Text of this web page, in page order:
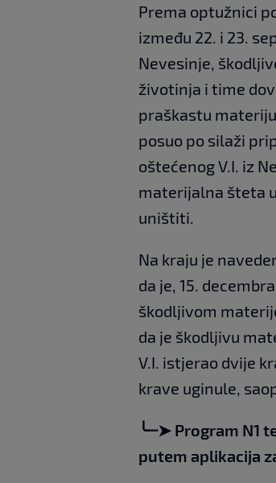
Prema optužnici
između 22. i 23.
Nevesinje,
životinja i time
praškastu
posuo po silaži
oštećenog V.I. iz
materijalna šteta
uništiti.
Na kraju je
da je, 15.
škodljivom
da je škodljivu
V.I. istjerao dvije
krave uginule,
╰┈➤ Program N1
putem aplikacija